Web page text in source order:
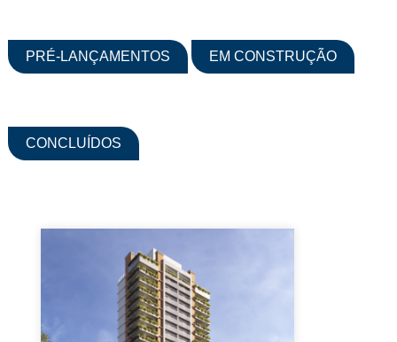
PRÉ-LANÇAMENTOS EM CONSTRUÇÃO
CONCLUÍDOS